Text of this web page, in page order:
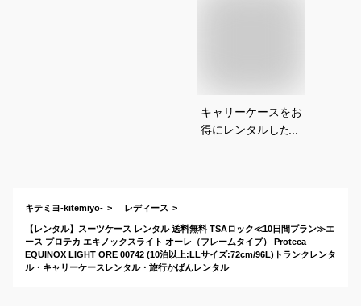
キャリーケースをお
得にレンタルした
キテミヨ-kitemiyo- レディース
【レンタル】スーツケース レンタル 送料無料 TSAロック≪10日間プラン≫エ
ース プロテカ エキノックスライト オーレ（フレームタイプ） Proteca
EQUINOX LIGHT ORE 00742 (10泊以上:LLサイズ:72cm/96L)トランクレンタ
ル・キャリーケースレンタル・旅行かばんレンタル